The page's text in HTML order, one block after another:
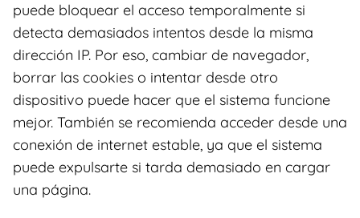
puede bloquear el acceso temporalmente si
detecta demasiados intentos desde la misma
dirección IP. Por eso, cambiar de navegador,
borrar las cookies o intentar desde otro
dispositivo puede hacer que el sistema funcione
mejor. También se recomienda acceder desde una
conexión de internet estable, ya que el sistema
puede expulsarte si tarda demasiado en cargar
una página.